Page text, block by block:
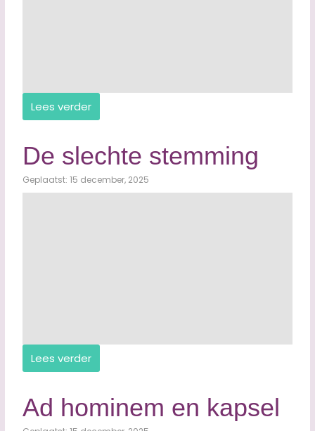
Lees verder
De slechte stemming
Geplaatst: 15 december, 2025
Lees verder
Ad hominem en kapsel